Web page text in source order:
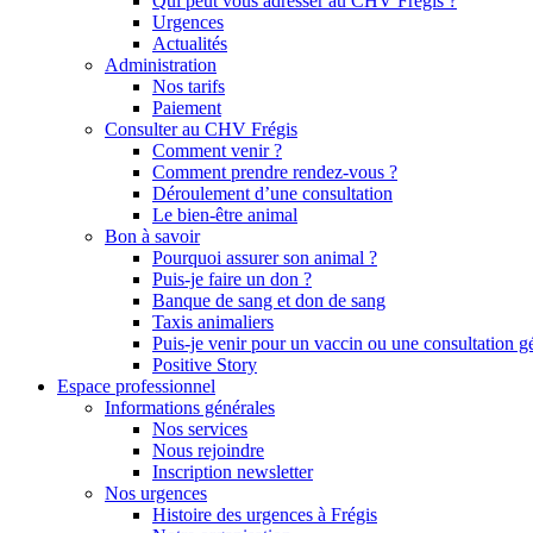
Urgences
Actualités
Administration
Nos tarifs
Paiement
Consulter au CHV Frégis
Comment venir ?
Comment prendre rendez-vous ?
Déroulement d’une consultation
Le bien-être animal
Bon à savoir
Pourquoi assurer son animal ?
Puis-je faire un don ?
Banque de sang et don de sang
Taxis animaliers
Puis-je venir pour un vaccin ou une consultation
Positive Story
Espace professionnel
Informations générales
Nos services
Nous rejoindre
Inscription newsletter
Nos urgences
Histoire des urgences à Frégis